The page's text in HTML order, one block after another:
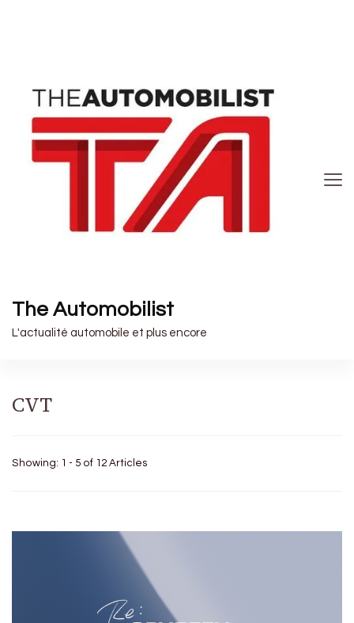
The Automobilist
L'actualité automobile et plus encore
CVT
Showing: 1 - 5 of 12 Articles